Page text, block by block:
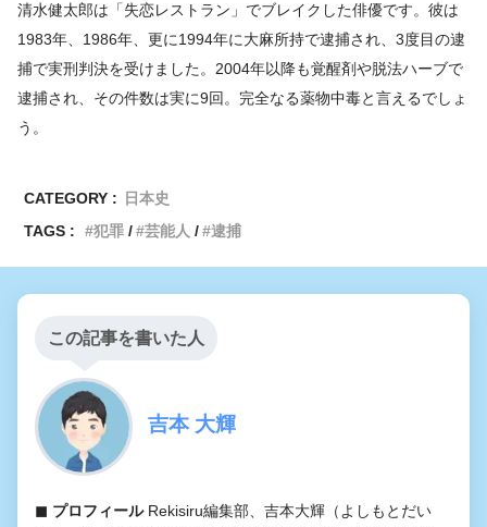
清水健太郎は「失恋レストラン」でブレイクした俳優です。彼は
1983年、1986年、更に1994年に大麻所持で逮捕され、3度目の逮
捕で実刑判決を受けました。2004年以降も覚醒剤や脱法ハーブで
逮捕され、その件数は実に9回。完全なる薬物中毒と言えるでしょ
う。
CATEGORY :
日本史
TAGS :
犯罪 芸能人 逮捕
この記事を書いた人
吉本 大輝
◼︎ プロフィールRekisiru編集部、吉本大輝（よしもとだい